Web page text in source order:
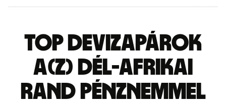
Top devizapárok
a(z) dél-afrikai
rand pénznemmel